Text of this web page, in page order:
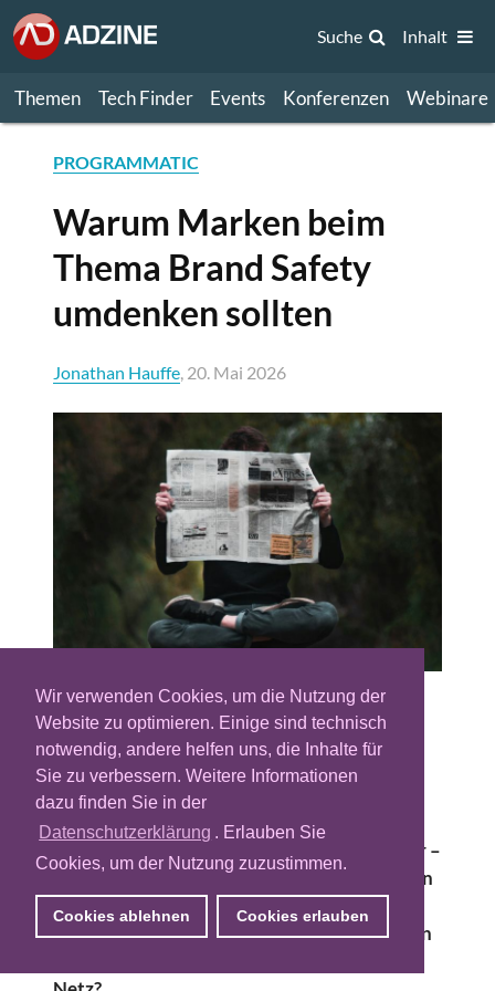
Wir verwenden Cookies, um die Nutzung der
Website zu optimieren. Einige sind technisch
notwendig, andere helfen uns, die Inhalte für
Sie zu verbessern. Weitere Informationen
dazu finden Sie in der
Datenschutzerklärung . Erlauben Sie
Cookies, um der Nutzung zuzustimmen.
Cookies ablehnen Cookies erlauben
Themen Tech Finder Events Konferenzen Webinare
Suche Inhalt
PROGRAMMATIC
Warum Marken beim
Thema Brand Safety
umdenken sollten
Jonathan Hauffe, 20. Mai 2026
Die Werbebranche diskutiert seit langem
über Brand Safety. Und liegt dabei mit ihrer
Fixierung auf problematische Inhalte oft
daneben. Nun haben die aktuellen
Gerichtsverfahren gegen große
Plattformbetreiber – Stichwort Suchtgefahr –
die Debatte neu angestoßen. Denn sie lenken
den Blick auf eine grundsätzliche Frage in
Sachen Brand Safety: Wie und unter welchen